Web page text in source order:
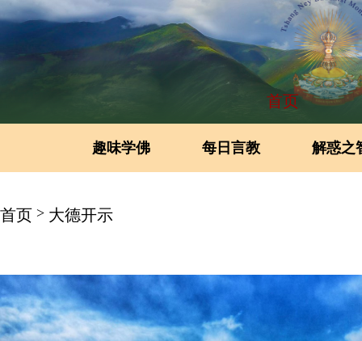
首页
趣味学佛 每日言教 解惑之
首页 > 大德开示